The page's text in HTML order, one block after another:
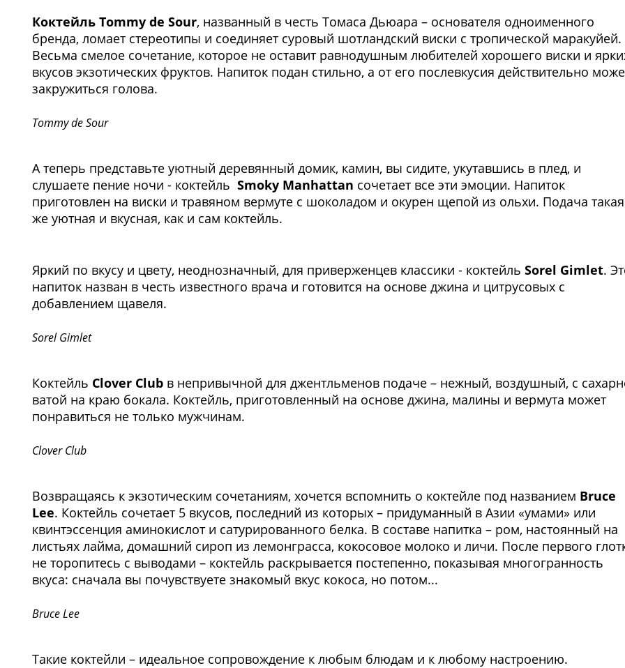
1/2
Коктейль Tommy de Sour, названный в честь Томаса Дьюара – основателя одноименного
бренда, ломает стереотипы и соединяет суровый шотландский виски с тропической маракуйей.
Весьма смелое сочетание, которое не оставит равнодушным любителей хорошего виски и
вкусов экзотических фруктов. Напиток подан стильно, а от его послевкусия действительно
закружиться голова.
Tommy de Sour
А теперь представьте уютный деревянный домик, камин, вы сидите, укутавшись в плед, и
слушаете пение ночи - коктейль Smoky Manhattan сочетает все эти эмоции. Напиток
приготовлен на виски и травяном вермуте с шоколадом и окурен щепой из ольхи. Подача такая
же уютная и вкусная, как и сам коктейль.
1/2
Яркий по вкусу и цвету, неоднозначный, для приверженцев классики - коктейль Sorel Gimlet.
напиток назван в честь известного врача и готовится на основе джина и цитрусовых с
добавлением щавеля.
Sorel Gimlet
Коктейль Clover Club в непривычной для джентльменов подаче – нежный, воздушный, с
ватой на краю бокала. Коктейль, приготовленный на основе джина, малины и вермута может
понравиться не только мужчинам.
Clover Club
Возвращаясь к экзотическим сочетаниям, хочется вспомнить о коктейле под названием Bruce
Lee. Коктейль сочетает 5 вкусов, последний из которых – придуманный в Азии «умами» или
квинтэссенция аминокислот и сатурированного белка. В составе напитка – ром, настоянный на
листьях лайма, домашний сироп из лемонграсса, кокосовое молоко и личи. После первого
не торопитесь с выводами – коктейль раскрывается постепенно, показывая многогранность
вкуса: сначала вы почувствуете знакомый вкус кокоса, но потом...
Bruce Lee
Такие коктейли – идеальное сопровождение к любым блюдам и к любому настроению.